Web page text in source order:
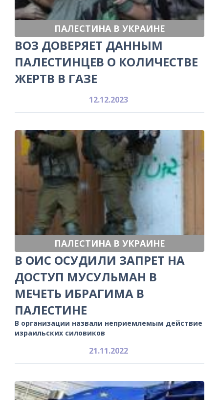
ПАЛЕСТИНА В УКРАИНЕ
ВОЗ ДОВЕРЯЕТ ДАННЫМ
ПАЛЕСТИНЦЕВ О КОЛИЧЕСТВЕ
ЖЕРТВ В ГАЗЕ
12.12.2023
ПАЛЕСТИНА В УКРАИНЕ
В ОИС ОСУДИЛИ ЗАПРЕТ НА
ДОСТУП МУСУЛЬМАН В
МЕЧЕТЬ ИБРАГИМА В
ПАЛЕСТИНЕ
В организации назвали неприемлемым действие
израильских силовиков
21.11.2022